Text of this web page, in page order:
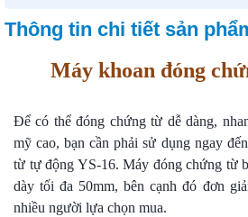
Thông tin chi tiết sản
Máy khoan đóng
Để có thể đóng chứng từ dễ dàng,
mỹ cao, bạn cần phải sử dụng ngay
từ tự động YS-16. Máy đóng chứng từ
dày tối đa 50mm, bên cạnh đó đơn
nhiều người lựa chọn mua.